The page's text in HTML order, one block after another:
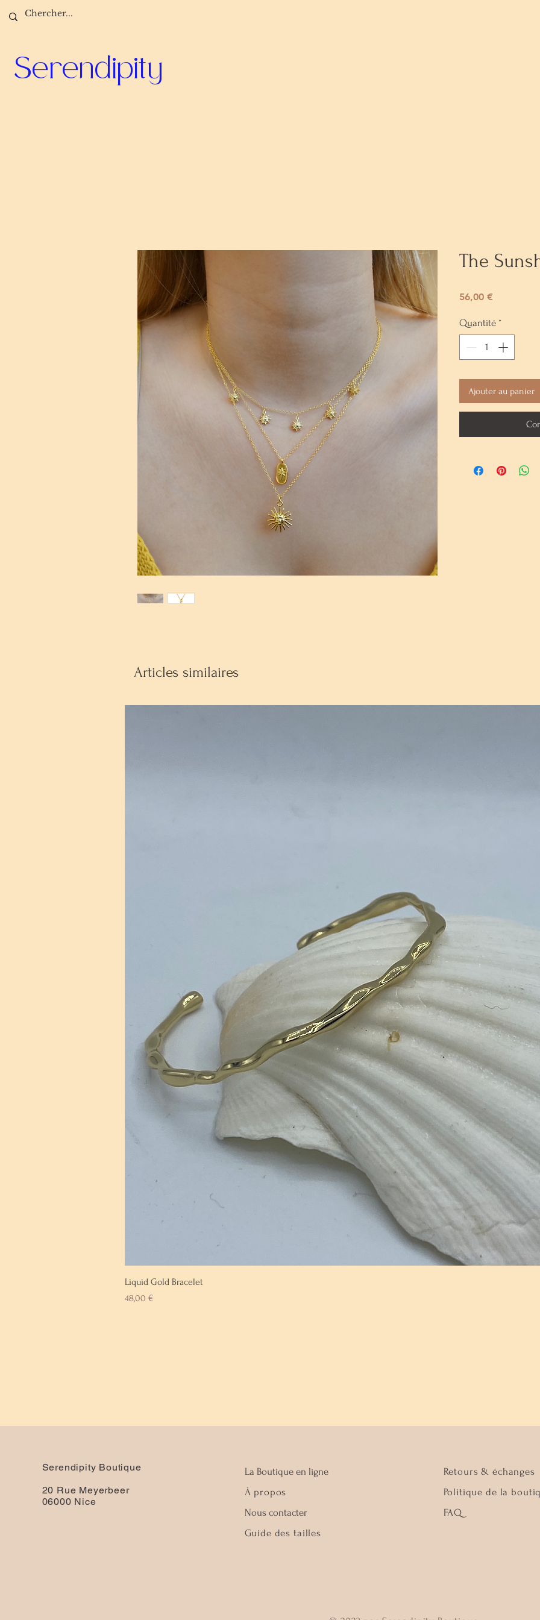
Serendipity
The
56,00 €
Quantité *
Ajouter au panier
Articles similaires
Liquid Gold Bracelet
Prix
48,00 €
Serendipity Boutique
20 Rue Meyerbeer
06000 Nice
La Boutique en ligne
À propos
Nous contacter
Guide des tailles
Retours & échanges
Politique de la
FAQ